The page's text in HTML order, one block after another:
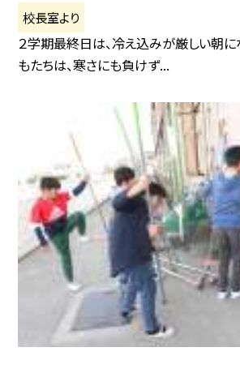
校長室より
２学期最終日は、冷え込みが厳しい朝に
もたちは、寒さにも負けず...